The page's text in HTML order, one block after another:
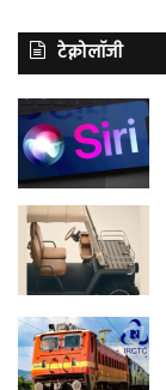
टेक्नोलॉजी